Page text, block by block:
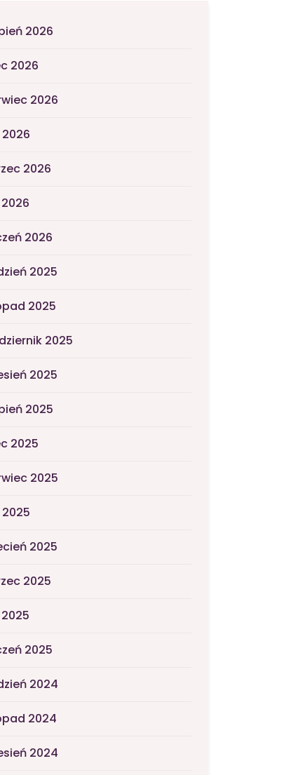
2026
2026
2026
2026
2026
2025
2025
2025
2025
2025
2025
2025
2025
2025
2025
2024
2024
2024